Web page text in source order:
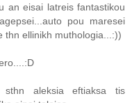
an eisai latreis fantastikou
pou maresei
thn ellinikh muthologia...:))
sthn aleksia eftiaksa tis